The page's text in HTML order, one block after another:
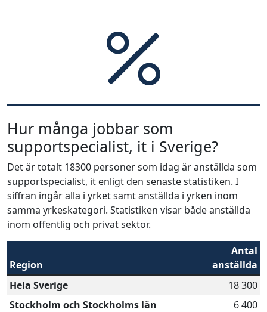
Hur många jobbar som
supportspecialist, it i Sverige?
Det är totalt 18300 personer som idag är anställda som
supportspecialist, it enligt den senaste statistiken. I
siffran ingår alla i yrket samt anställda i yrken inom
samma yrkeskategori. Statistiken visar både anställda
inom offentlig och privat sektor.
Region
Antal
anställda
Hela Sverige
18 300
Stockholm och Stockholms län
6 400